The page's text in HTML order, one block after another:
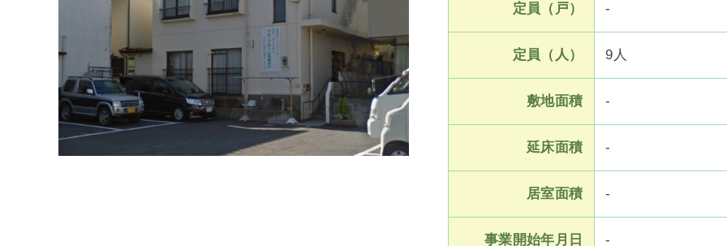
定員（戸） -
定員（人） 9人
敷地面積 -
延床面積 -
居室面積 -
事業開始年月日 -